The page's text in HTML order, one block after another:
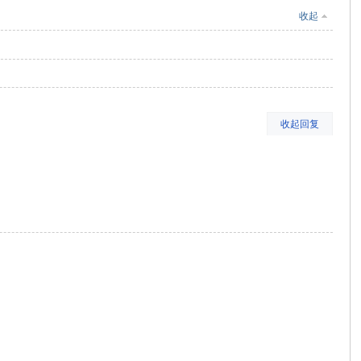
收起
收起回复